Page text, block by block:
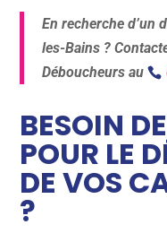
En recherche d’un
les-Bains ?
Déboucheurs au
BESOIN
POUR LE
DE VOS
?